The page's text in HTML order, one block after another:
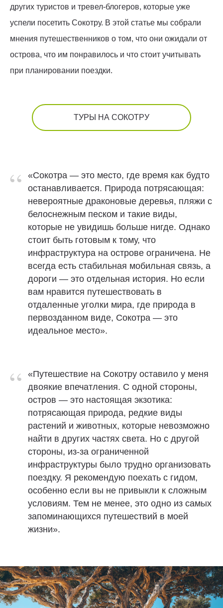
других туристов и тревел-блогеров, которые уже
успели посетить Сокотру. В этой статье мы собрали
мнения путешественников о том, что они ожидали от
острова, что им понравилось и что стоит учитывать
при планировании поездки.
ТУРЫ НА СОКОТРУ
“
«Сокотра — это место, где время как будто
останавливается. Природа потрясающая:
невероятные драконовые деревья, пляжи с
белоснежным песком и такие виды,
которые не увидишь больше нигде. Однако
стоит быть готовым к тому, что
инфраструктура на острове ограничена. Не
всегда есть стабильная мобильная связь, а
дороги — это отдельная история. Но если
вам нравится путешествовать в
отдаленные уголки мира, где природа в
первозданном виде, Сокотра — это
идеальное место».
“
«Путешествие на Сокотру оставило у меня
двоякие впечатления. С одной стороны,
остров — это настоящая экзотика:
потрясающая природа, редкие виды
растений и животных, которые невозможно
найти в других частях света. Но с другой
стороны, из-за ограниченной
инфраструктуры было трудно организовать
поездку. Я рекомендую поехать с гидом,
особенно если вы не привыкли к сложным
условиям. Тем не менее, это одно из самых
запоминающихся путешествий в моей
жизни».